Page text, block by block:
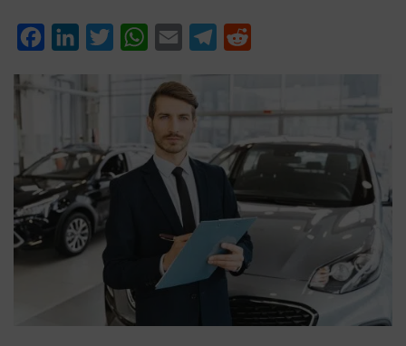
FacebookLinkedInTwitterWhatsApp
Email Telegram